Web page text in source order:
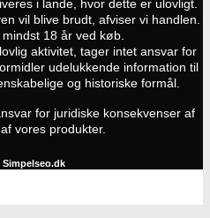
i lande, hvor dette er ulovligt.
vil blive brudt, afviser vi handlen.
18 år ved køb.
aktivitet, tager intet ansvar for
udelukkende information til
og historiske formål.
for juridiske konsekvenser af
vores produkter.
Simpelseo.dk